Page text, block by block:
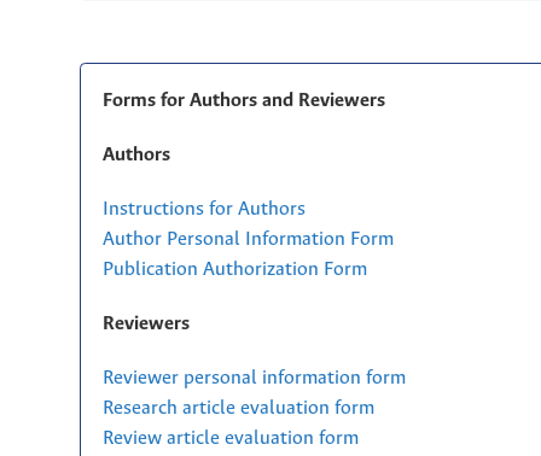
Forms for Authors and Reviewers
Authors
Instructions for Authors
Author Personal Information Form
Publication Authorization Form
Reviewers
Reviewer personal information form
Research article evaluation form
Review article evaluation form